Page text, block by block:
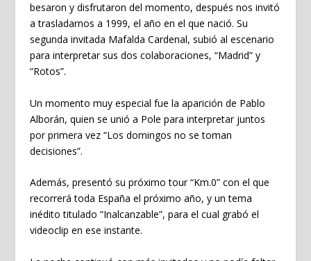
besaron y disfrutaron del momento, después nos invitó
a trasladarnos a 1999, el año en el que nació. Su
segunda invitada Mafalda Cardenal, subió al escenario
para interpretar sus dos colaboraciones, “Madrid” y
“Rotos”.
Un momento muy especial fue la aparición de Pablo
Alborán, quien se unió a Pole para interpretar juntos
por primera vez “Los domingos no se toman
decisiones”.
Además, presentó su próximo tour “Km.0” con el que
recorrerá toda España el próximo año, y un tema
inédito titulado “Inalcanzable”, para el cual grabó el
videoclip en ese instante.